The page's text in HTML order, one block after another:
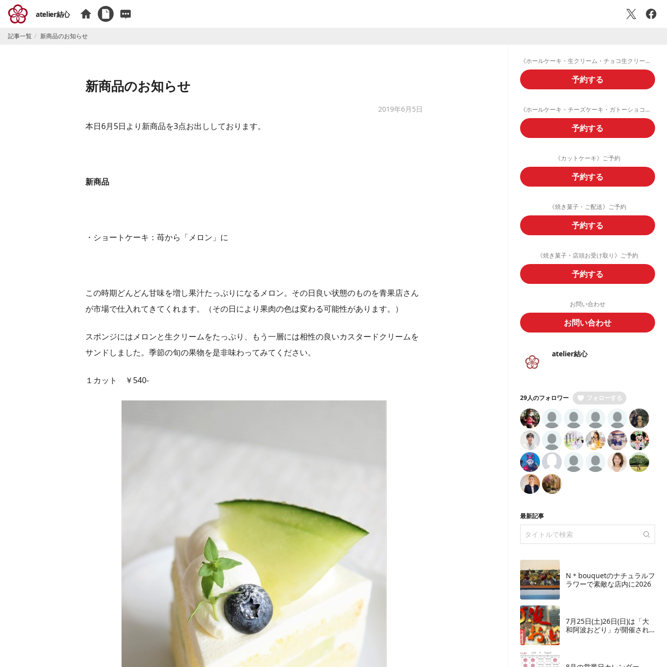
atelier結心
記事一覧 新商品のお知らせ
新商品のお知らせ
2019年6月5日
本日6月5日より新商品を3点お出ししております。
新商品
・ショートケーキ： 苺から「メロン」に
この時期どんどん甘味を増し果汁たっぷりになるメロン。その日良い状態のものを青果店さん
が市場で仕入れてきてくれます。（その日により果肉の色は変わる可能性があります。）
スポンジにはメロンと生クリームをたっぷり、もう一層には相性の良いカスタードクリームを
サンド しました。 季節の旬の果物を是非味わってみてください。
１カット ￥540-
《ホールケーキ・生クリーム・チョコ生クリームデコレーション》ご予約フォーム
予約する
《ホールケーキ・チーズケーキ・ガトーショコラ・フルーツタルト》ご予約
予約する
《カットケーキ》ご予約
予約する
《焼き菓子・ご配送》ご予約
予約する
《焼き菓子・店頭お受け取り》ご予約
予約する
お問い合わせ
お問い合わせ
atelier結心
29人のフォロワー フォローする
最新記事
N＊bouquetのナチュラルフ
ラワーで素敵な店内に2026
7月25日(土)26日(日)は「大
和阿波おどり」が開催され